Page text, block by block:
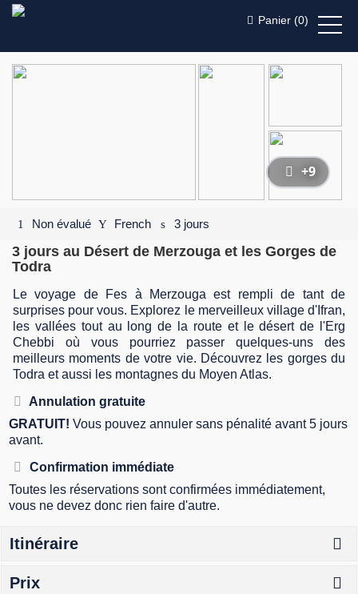
Panier (0)
+9
Non évalué French 3 jours
3 jours au Désert de Merzouga et les Gorges de
Todra
Le voyage de Fes à Merzouga est rempli de tant de
surprises pour vous. Explorez le merveilleux village d'Ifran,
les vallées tout au long de la route et le désert de l'Erg
Chebbi où vous pourriez passer quelques-uns des
meilleurs moments de votre vie. Découvrez les gorges du
Todra et aussi les montagnes du Moyen Atlas.
Annulation gratuite
GRATUIT! Vous pouvez annuler sans pénalité avant 5 jours
avant.
Confirmation immédiate
Toutes les réservations sont confirmées immédiatement,
vous ne devez donc rien faire d'autre.
Itinéraire
Prix